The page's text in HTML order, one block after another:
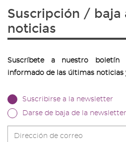
Suscripción / baja
noticias
Suscríbete a nuestro
informado de las últimas noticias
Suscribirse a la newsletter
Darse de baja de la newsletter
de